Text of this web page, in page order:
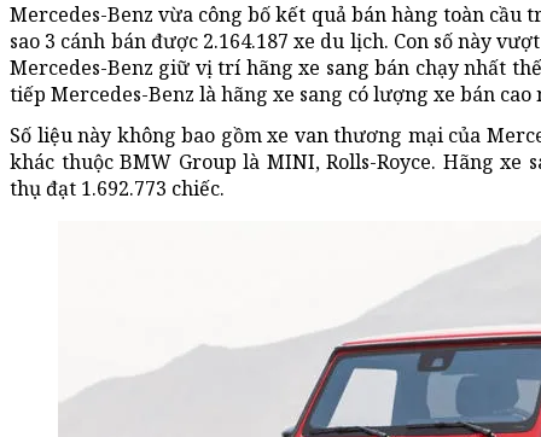
Mercedes-Benz vừa công bố kết quả bán hàng toàn cầu
sao 3 cánh bán được 2.164.187 xe du lịch. Con số này
Mercedes-Benz giữ vị trí hãng xe sang bán chạy nhất
tiếp Mercedes-Benz là hãng xe sang có lượng xe bán cao
Số liệu này không bao gồm xe van thương mại của
khác thuộc BMW Group là MINI, Rolls-Royce. Hãng
thụ đạt 1.692.773 chiếc.